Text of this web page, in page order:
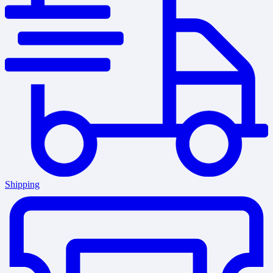
Shipping